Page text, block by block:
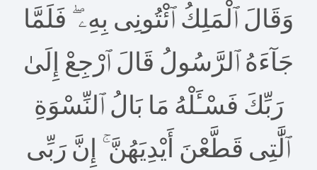
وَقَالَ ٱلْمَلِكُ ٱئْتُونِى بِهِۦ ۖ فَلَمَّا
جَآءَهُ ٱلرَّسُولُ قَالَ ٱرْجِعْ إِلَىٰ
رَبِّكَ فَسْـَٔلْهُ مَا بَالُ ٱلنِّسْوَةِ
ٱلَّٰتِى قَطَّعْنَ أَيْدِيَهُنَّ ۚ إِنَّ رَبِّى